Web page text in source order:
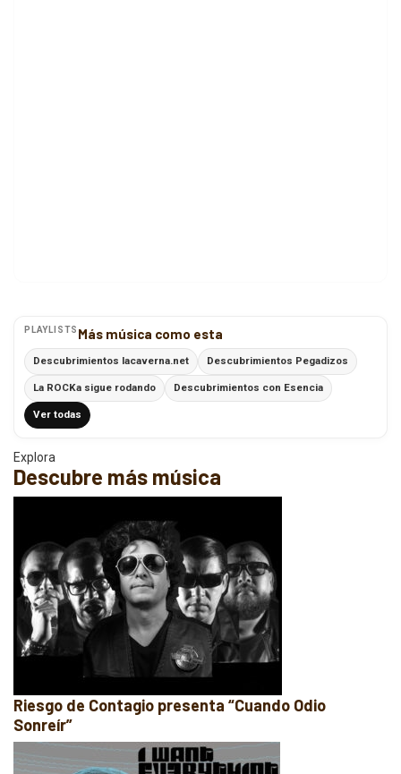
PLAYLISTS Más música como esta
Descubrimientos lacaverna.net Descubrimientos Pegadizos
La ROCKa sigue rodando Descubrimientos con Esencia
Ver todas
Explora
Descubre más música
Riesgo de Contagio presenta “Cuando Odio
Sonreír”